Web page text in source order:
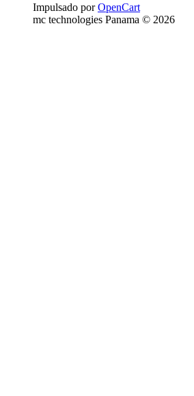
Impulsado porOpenCart
mc technologies Panama © 2026